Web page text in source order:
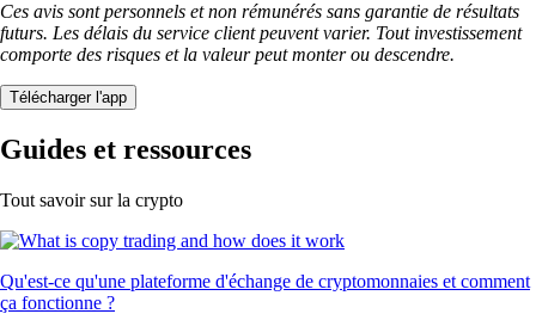
Ces avis sont personnels et non rémunérés sans garantie de résultats
futurs. Les délais du service client peuvent varier. Tout investissement
comporte des risques et la valeur peut monter ou descendre.
Télécharger l'app
Guides et ressources
Tout savoir sur la crypto
Qu'est-ce qu'une plateforme d'échange de cryptomonnaies et comment
ça fonctionne ?